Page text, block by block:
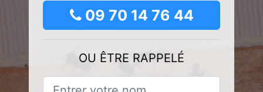
09 70 14 76 44
OU ÊTRE RAPPELÉ